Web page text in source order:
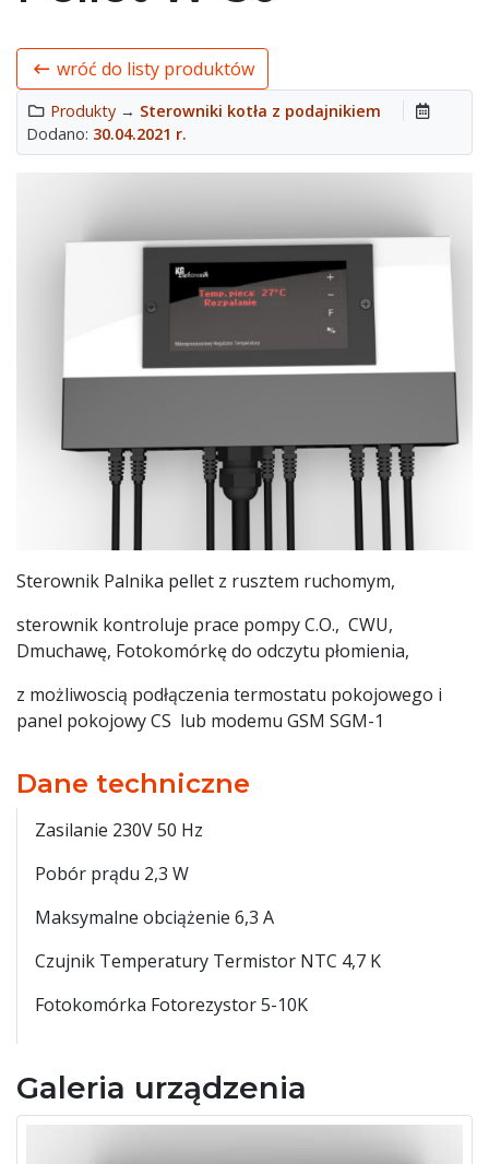
wróć do listy produktów
Produkty → Sterowniki kotła z podajnikiem
Dodano: 30.04.2021 r.
Sterownik Palnika pellet z rusztem ruchomym,
sterownik kontroluje prace pompy C.O., CWU,
Dmuchawę, Fotokomórkę do odczytu płomienia,
z możliwoscią podłączenia termostatu pokojowego i
panel pokojowy CS lub modemu GSM SGM-1
Dane techniczne
Zasilanie 230V 50 Hz
Pobór prądu 2,3 W
Maksymalne obciążenie 6,3 A
Czujnik Temperatury Termistor NTC 4,7 K
Fotokomórka Fotorezystor 5-10K
Galeria urządzenia